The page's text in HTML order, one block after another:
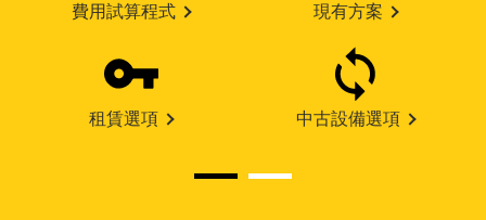
費用試算程式 現有方案
租賃選項 中古設備選項